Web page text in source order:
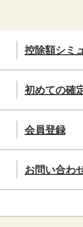
控除額シミ
初めての確
会員登録
お問い合わ